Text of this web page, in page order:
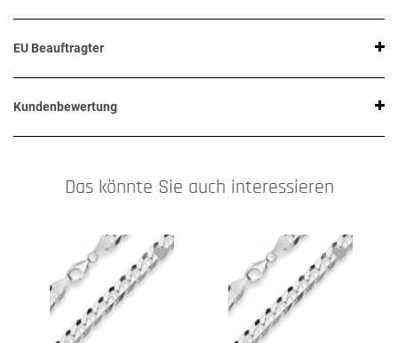
EU Beauftragter
Kundenbewertung
Das könnte Sie auch interessieren